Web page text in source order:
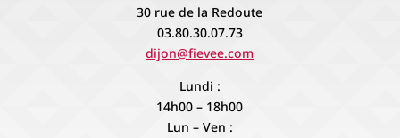
30 rue de la Redoute
03.80.30.07.73
dijon@fievee.com
Lundi :
14h00 – 18h00
Lun – Ven :